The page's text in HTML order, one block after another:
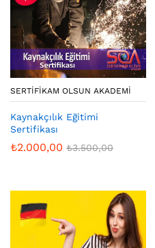
SERTIFIKAM OLSUN AKADEMI
Kaynakçılık Eğitimi
Sertifikası
₺2.000,00 ₺3.500,00